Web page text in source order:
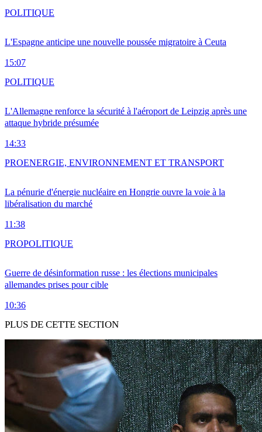
L'Espagne anticipe une nouvelle poussée migratoire à Ceuta
15:07
POLITIQUE
L'Allemagne renforce la sécurité à l'aéroport de Leipzig après une
attaque hybride présumée
14:33
POLITIQUE
La pénurie d'énergie nucléaire en Hongrie ouvre la voie à la
libéralisation du marché
11:38
PROENERGIE, ENVIRONNEMENT ET TRANSPORT
Guerre de désinformation russe : les élections municipales
allemandes prises pour cible
10:36
PROPOLITIQUE
PLUS DE CETTE SECTION